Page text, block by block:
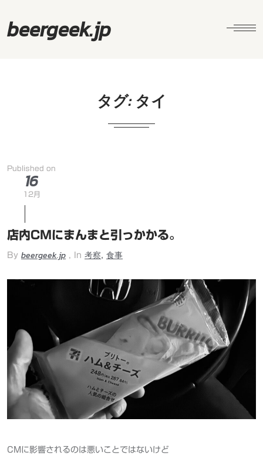
beergeek.jp
タグ:タイ
Published on
16
12月
店内CMにまんまと引っかかる。
By beergeek.jp , In 考察 食事
CMに影響されるのは悪いことではないけど